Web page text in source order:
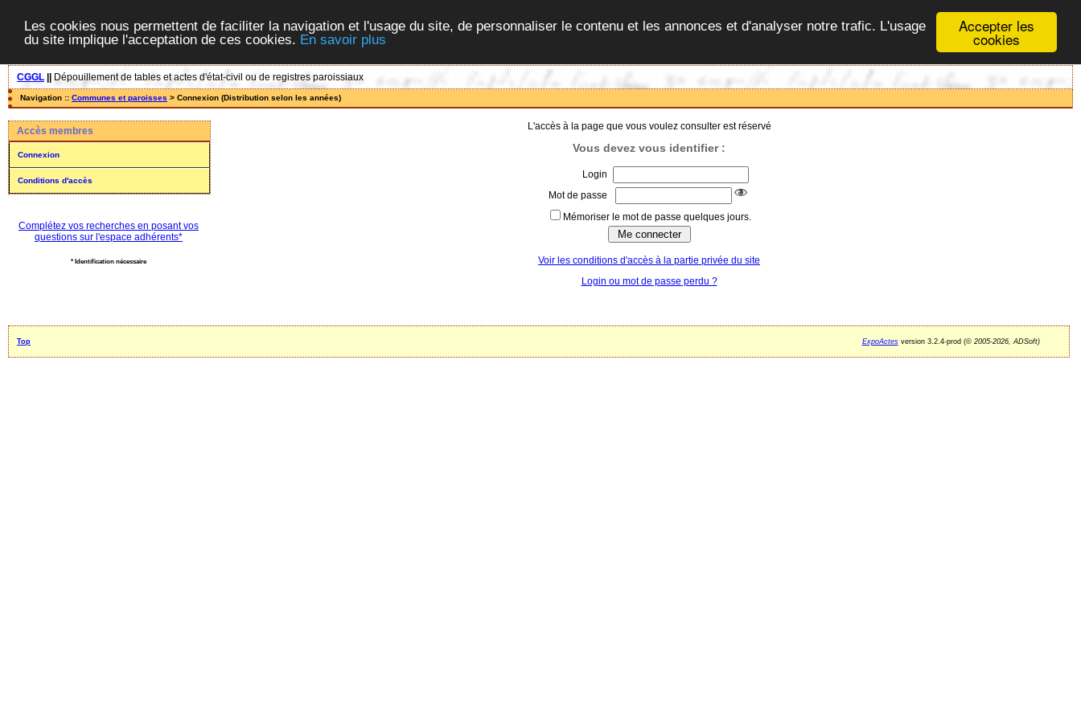
Accepter les
cookies
Les cookies nous permettent de faciliter la navigation et l'usage du site, de personnaliser le contenu et les annonces et d'analyser notre trafic. L'usage
du site implique l'acceptation de ces cookies. En savoir plus
CGGL Dépouillement de tables et actes d'état-civil ou de registres paroissiaux
Navigation :: Communes et paroisses > Connexion (Distribution selon les années)
Accès membres
Connexion
Conditions d'accès
Complétez vos recherches en posant vos
questions sur l'espace adhérents*
* Identification nécessaire
L'accès à la page que vous voulez consulter est réservé
Vous devez vous identifier :
Login
Mot de passe
Mémoriser le mot de passe quelques jours.
Voir les conditions d'accès à la partie privée du site
Login ou mot de passe perdu ?
Top ExpoActesversion 3.2.4-prod (©2005-2026, ADSoft)